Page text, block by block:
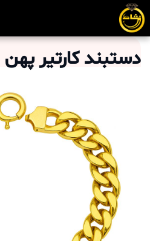
دستبند کارتیر پهن(